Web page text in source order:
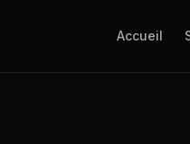
Accueil